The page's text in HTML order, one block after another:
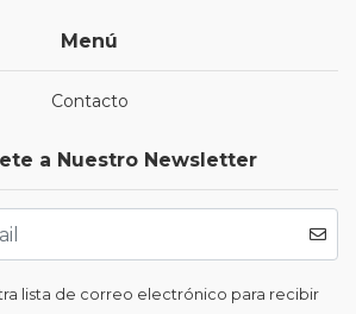
Menú
Contacto
a Nuestro Newsletter
lista de correo electrónico para recibir